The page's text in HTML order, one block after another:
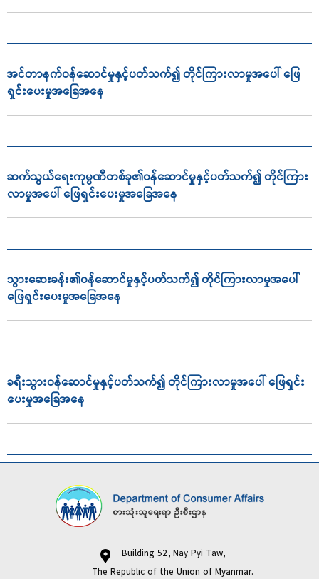
အင်တာနက်ဝန်ဆောင်မှုနှင့်ပတ်သက်၍ တိုင်ကြားလာမှုအပေါ် ဖြေ
ရှင်းပေးမှုအခြေအနေ
ဆက်သွယ်ရေးကုမ္ပဏီတစ်ခု၏ဝန်ဆောင်မှုနှင့်ပတ်သက်၍ တိုင်ကြား
လာမှုအပေါ် ဖြေရှင်းပေးမှုအခြေအနေ
သွားဆေးခန်း၏ဝန်ဆောင်မှုနှင့်ပတ်သက်၍ တိုင်ကြားလာမှုအပေါ်
ဖြေရှင်းပေးမှုအခြေအနေ
ခရီးသွားဝန်ဆောင်မှုနှင့်ပတ်သက်၍ တိုင်ကြားလာမှုအပေါ် ဖြေရှင်း
ပေးမှုအခြေအနေ
Building 52, Nay Pyi Taw,
The Republic of the Union of Myanmar.